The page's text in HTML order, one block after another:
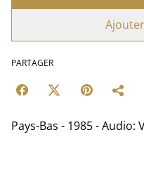
PARTAGER
Pays-Bas - 1985 - Audio: